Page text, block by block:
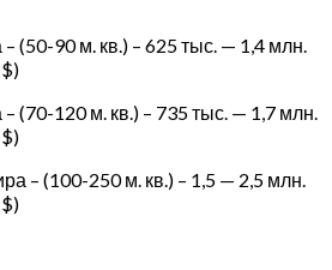
(50-90 м. кв.) – 625 тыс. — 1,4 млн.
(70-120 м. кв.) – 735 тыс. — 1,7 млн.
– (100-250 м. кв.) – 1,5 — 2,5 млн.